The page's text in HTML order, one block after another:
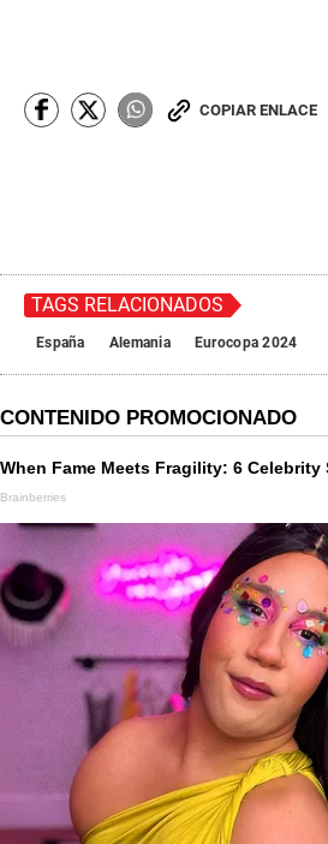
COPIAR ENLACE
TAGS RELACIONADOS
España Alemania Eurocopa 2024